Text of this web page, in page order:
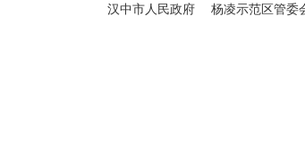
汉中市人民政府 杨凌示范区管委